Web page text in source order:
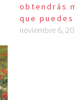
obtendrás
que
noviembre 6,